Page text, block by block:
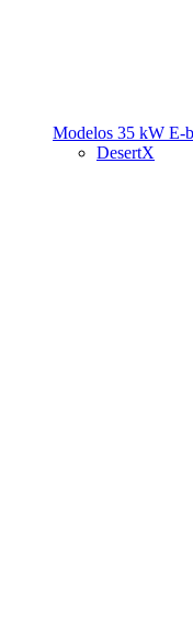
Modelos 35 kW E-
DesertX